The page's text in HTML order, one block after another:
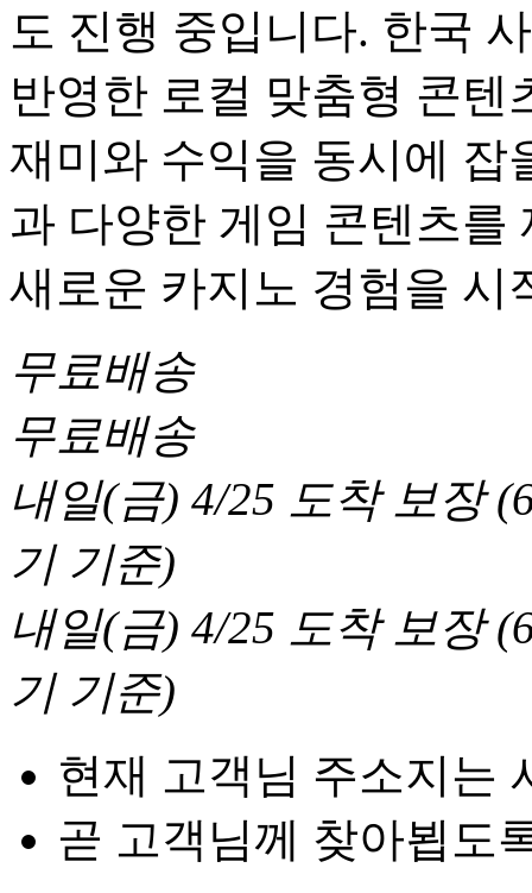
도 진행 중입니다. 한국
반영한 로컬 맞춤형 콘텐
재미와 수익을 동시에 잡
과 다양한 게임 콘텐츠를
새로운 카지노 경험을 시
무료배송
무료배송
내일(금) 4/25 도착 보장(
기 기준)
내일(금) 4/25 도착 보장(
기 기준)
현재 고객님 주소지는
곧 고객님께 찾아뵙도